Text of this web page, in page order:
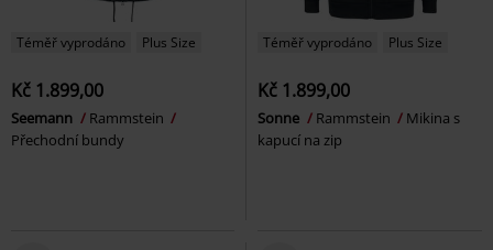
Téměř vyprodáno Plus Size
Kč 1.899,00
Seemann
Rammstein
Přechodní bundy
Téměř vyprodáno Plus Size
Kč 1.899,00
Sonne Rammstein
Mikina s
kapucí na zip